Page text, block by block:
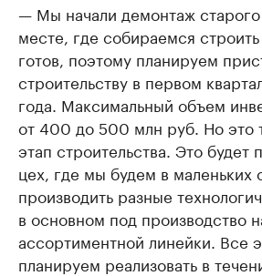
— Мы начали демонтаж старого
месте, где собираемся
готов, поэтому планируем
строительству в первом
года. Максимальный объем
от 400 до 500 млн руб. Но это
этап строительства. Это будет
цех, где мы будем в маленьких
производить разные
в основном под производство
ассортиментной линейки. Все
планируем реализовать в